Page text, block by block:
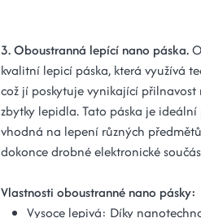
3. Oboustranná lepící nano páska.
kvalitní lepicí páska, která využívá
což jí poskytuje vynikající
zbytky lepidla. Tato páska je
vhodná na lepení různých
dokonce drobné elektronické
Vlastnosti oboustranné nano pásky:
Vysoce lepivá: Díky